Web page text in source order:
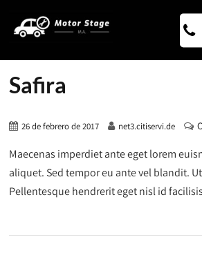
Safira
26 de febrero de 2017 net3.citiservi.de
Maecenas imperdiet ante eget lorem
aliquet. Sed tempor eu ante vel blandit.
Pellentesque hendrerit eget nisl id